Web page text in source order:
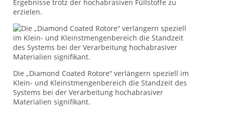
Ergebnisse trotz der hochabrasiven Füllstoffe zu
erzielen.
Die „Diamond Coated Rotore“ verlängern speziell im
Klein- und Kleinstmengenbereich die Standzeit des
Systems bei der Verarbeitung hochabrasiver
Materialien signifikant.